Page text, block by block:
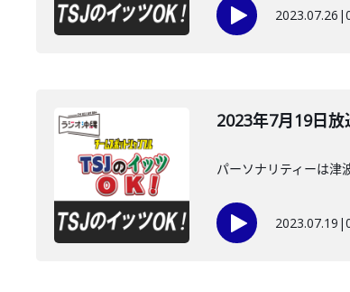
2023.07.26 |
2023年7月19日
パーソナリティーは津
2023.07.19 |